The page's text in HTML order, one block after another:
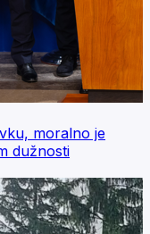
moralno je
dužnosti